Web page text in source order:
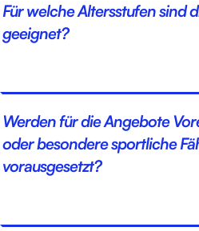
Für welche Altersstufen sind
geeignet?
Werden für die Angebote
oder besondere sportliche
vorausgesetzt?